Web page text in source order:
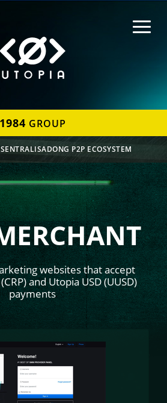
1984 GROUP
P2P ECOSYSTEM
websites that accept
and Utopia USD (UUSD)
payments